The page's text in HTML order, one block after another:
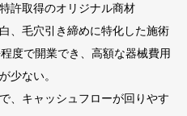
許取得のオリジナル商材
、毛穴引き締めに特化した施術
度で開業でき、高額な器械費用
少ない。
、キャッシュフローが回りやす